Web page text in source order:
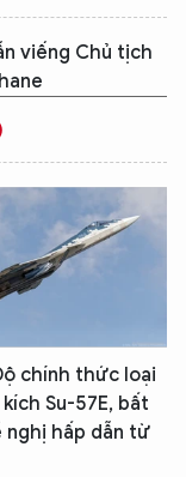
viếng Chủ tịch
chính thức loại
Su-57E, bất
nghị hấp dẫn từ